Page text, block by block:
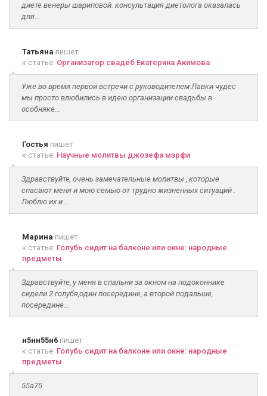
диете венеры шариповой. консультация диетолога оказалась
для...
Татьяна пишет
к статье: Организатор свадеб Екатерина Акимова
Уже во время первой встречи с руководителем Лавки чудес
мы просто влюбились в идею организации свадьбы в
особняке...
Гостья пишет
к статье: Научные молитвы джозефа мэрфи
Здравствуйте, очень замечательные молитвы , которые
спасают меня и мою семью от трудно жизненных ситуаций .
Люблю их и...
Марина пишет
к статье: Голубь сидит на балконе или окне: народные
предметы
Здравствуйте, у меня в спальни за окном на подоконнике
сидели 2 голубя,один посередине, а второй подальше,
посередине...
н5нн55н6 пишет
к статье: Голубь сидит на балконе или окне: народные
предметы
55а75